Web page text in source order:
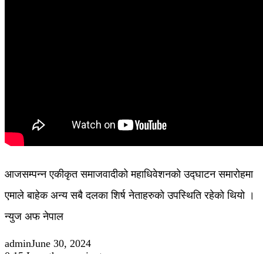
आजसम्पन्न एकीकृत समाजवादीको महाधिवेशनको उद्घाटन समारोहमा
एमाले बाहेक अन्य सबै दलका शिर्ष नेताहरुको उपस्थिति रहेको थियो ।
न्युज अफ नेपाल
adminJune 30, 2024